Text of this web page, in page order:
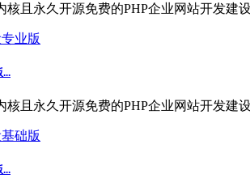
核且永久开源免费的PHP企业网站开发建
...
核且永久开源免费的PHP企业网站开发建
...